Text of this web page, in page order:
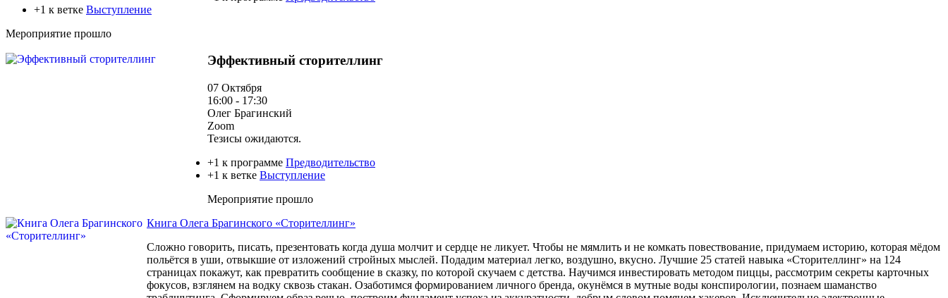
+1 к ветке Выступление
Мероприятие прошло
Эффективный сторителлинг
07 Октября
16:00 - 17:30
Олег Брагинский
Zoom
Тезисы ожидаются.
+1 к программе Предводительство
+1 к ветке Выступление
Мероприятие прошло
Книга Олега Брагинского «Сторителлинг»
Сложно говорить, писать, презентовать когда душа молчит и сердце не ликует. Чтобы не мямлить и не комкать повествование, придумаем историю, которая мёдом
польётся в уши, отвыкшие от изложений стройных мыслей. Подадим материал легко, воздушно, вкусно. Лучшие 25 статей навыка «Сторителлинг» на 124
страницах покажут, как превратить сообщение в сказку, по которой скучаем с детства. Научимся инвестировать методом пиццы, рассмотрим секреты карточных
фокусов, взглянем на водку сквозь стакан. Озаботимся формированием личного бренда, окунёмся в мутные воды конспирологии, познаем шаманство